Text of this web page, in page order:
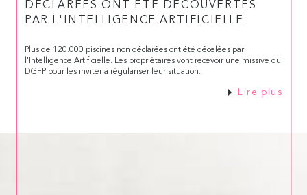
DÉCLARÉES ONT ÉTÉ DÉCOUVERTES
PAR L'INTELLIGENCE ARTIFICIELLE
Plus de 120.000 piscines non déclarées ont été décelées par
l'Intelligence Artificielle. Les propriétaires vont recevoir une missive du
DGFP pour les inviter à régulariser leur situation.
Lire plus